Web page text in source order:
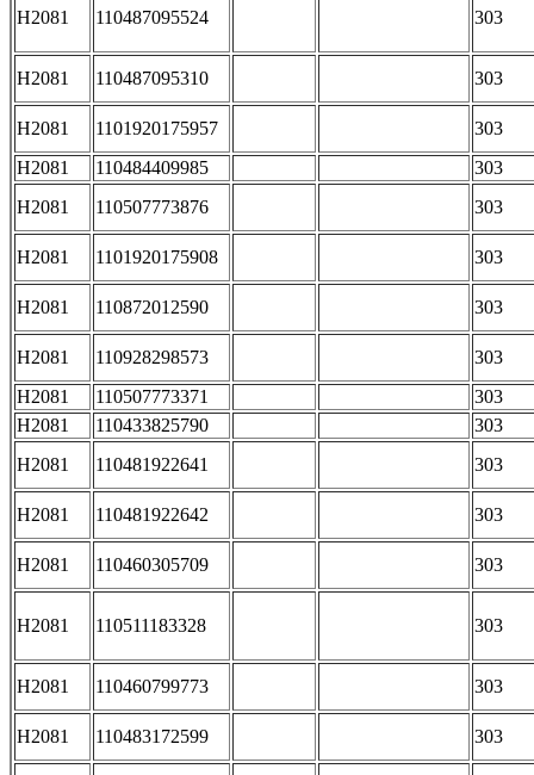
H2081 110487095524 303
H2081 110487095310 303
H2081 1101920175957
303
H2081
110484409985
303
H2081
110507773876 303
H2081 1101920175908 303
H2081 110872012590 303
H2081 110928298573
303
H2081
110507773371
303
H2081
110433825790
303
H2081
110481922641 303
H2081 110481922642 303
H2081 110460305709 303
H2081 110511183328 303
H2081 110460799773 303
H2081 110483172599 303